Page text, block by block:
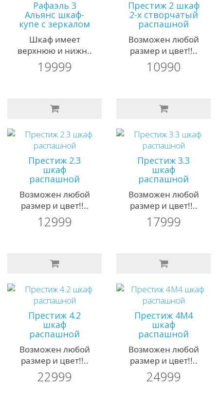
Рафаэль 3
Альянс шкаф-
купе с зеркалом
Шкаф имеет
верхнюю и нижн..
19999
Престиж 2 шкаф
2-х створчатый
распашной
Возможен любой
размер и цвет!!..
10990
Престиж 2.3
шкаф
распашной
Возможен любой
размер и цвет!!..
12999
Престиж 3.3
шкаф
распашной
Возможен любой
размер и цвет!!..
17999
Престиж 4.2
шкаф
распашной
Возможен любой
размер и цвет!!..
22999
Престиж 4М4
шкаф
распашной
Возможен любой
размер и цвет!!..
24999